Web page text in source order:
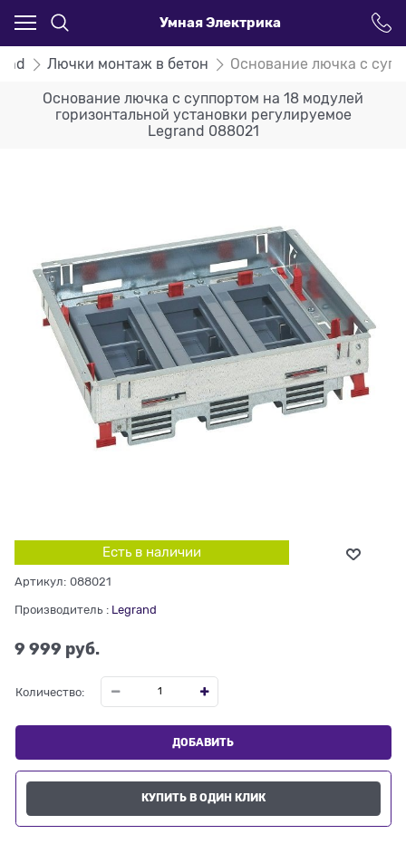
Умная Электрика
Лючки монтаж в бетон Основание лючка с
Основание лючка с суппортом на 18 модулей
горизонтальной установки регулируемое
Legrand 088021
Есть в наличии
Артикул: 088021
Производитель : Legrand
9 999 руб.
Количество:
ДОБАВИТЬ
КУПИТЬ В ОДИН КЛИК